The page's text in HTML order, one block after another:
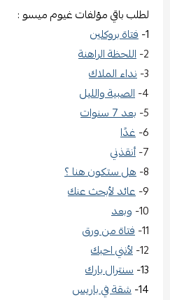
لطلب باقي مؤلفات غيوم ميسو :
فتاة بروكلين
اللحظة الراهنة
نداء الملاك
الصبية والليل
بعد 7 سنوات
غدًا
أنقذني
هل ستكون هنا ؟
عائد لأبحث عنك
وبعد
فتاة من ورق
لأنني احبك
سنترال بارك
شقة في باريس